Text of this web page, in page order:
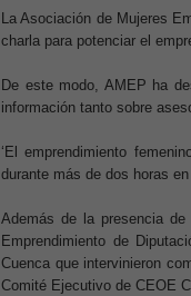
La Asociación de Mujeres
charla para potenciar el
De este modo, AMEP ha
información tanto sobre
‘El emprendimiento
durante más de dos horas
Además de la presencia
Emprendimiento de
Cuenca que intervinieron
Comité Ejecutivo de CEOE